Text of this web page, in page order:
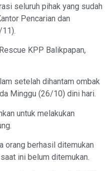
seluruh pihak yang sudah
Pencarian dan
KPP Balikpapan,
setelah dihantam ombak
Minggu (26/10) dini hari.
untuk melakukan
orang berhasil ditemukan
ini belum ditemukan.